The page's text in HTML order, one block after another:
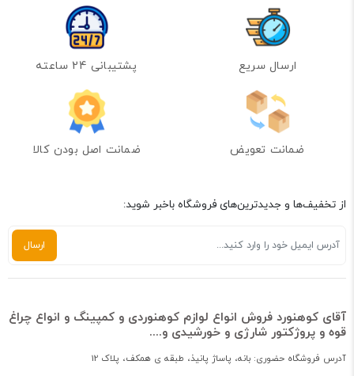
ارسال سریع پشتیبانی 24 ساعته
ضمانت تعویض ضمانت اصل بودن کالا
از تخفیف‌ها و جدیدترین‌های فروشگاه باخبر شوید:
آقای کوهنورد فروش انواع لوازم کوهنوردی و کمپینگ و انواع چراغ
قوه و پروژکتور شارژی و خورشیدی و....
آدرس فروشگاه حضوری: بانه، پاساژ پانیذ، طبقه ی همکف، پلاک 12